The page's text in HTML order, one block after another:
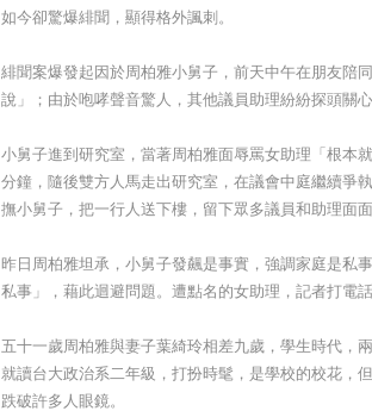
如今卻驚爆緋聞，顯得格外諷刺。
緋聞案爆發起因於周柏雅小舅子，前天中午在朋友陪
說」；由於咆哮聲音驚人，其他議員助理紛紛探頭關
小舅子進到研究室，當著周柏雅面辱罵女助理「根本
分鐘，隨後雙方人馬走出研究室，在議會中庭繼續爭
撫小舅子，把一行人送下樓，留下眾多議員和助理面面
昨日周柏雅坦承，小舅子發飆是事實，強調家庭是私
私事」，藉此迴避問題。遭點名的女助理，記者打電
五十一歲周柏雅與妻子葉綺玲相差九歲，學生時代，
就讀台大政治系二年級，打扮時髦，是學校的校花，
跌破許多人眼鏡。